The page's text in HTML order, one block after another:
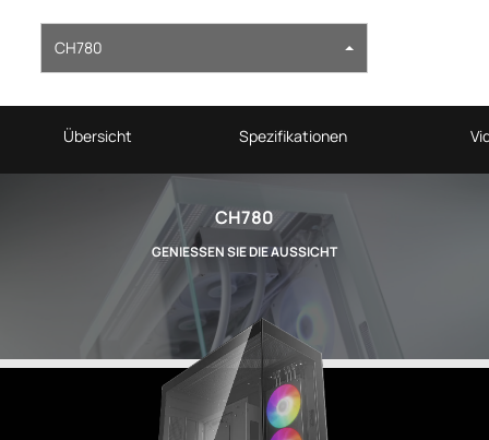
CH780
Übersicht Spezifikationen
CH780
GENIESSEN SIE DIE AUSSICHT